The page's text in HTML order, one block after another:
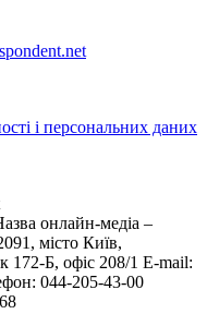
і персональних даних
онлайн-медіа –
місто Київ,
Б, офіс 208/1 E-mail:
044-205-43-00